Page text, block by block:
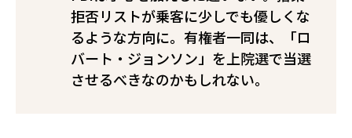
拒否リストが乗客に少しでも優しくな
るような方向に。有権者一同は、「ロ
バート・ジョンソン」を上院選で当選
させるべきなのかもしれない。